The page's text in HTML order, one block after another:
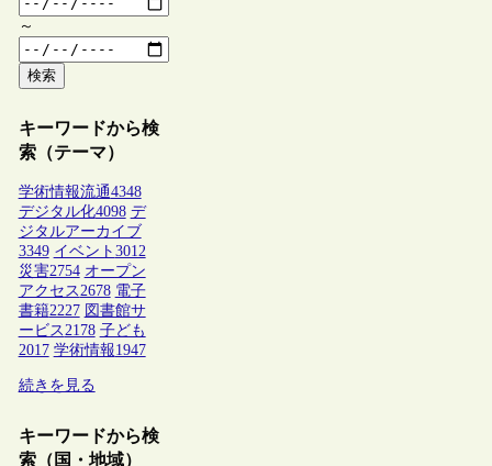
～
検索
キーワードから検
索（テーマ）
学術情報流通4348
デジタル化4098 デ
ジタルアーカイブ
3349 イベント 3012
災害2754 オープン
アクセス2678 電子
書籍2227 図書館サ
ービス2178 子ども
2017 学術情報1947
続きを見る
キーワードから検
索（国・地域）